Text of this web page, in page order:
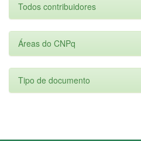
Todos contribuidores
Áreas do CNPq
Tipo de documento